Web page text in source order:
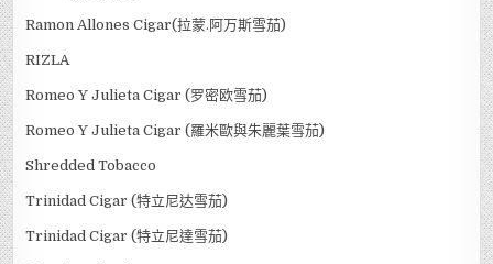
Ramon Allones Cigar(拉蒙.阿万斯雪茄)
RIZLA
Romeo Y Julieta Cigar (罗密欧雪茄)
Romeo Y Julieta Cigar (羅米歐與朱麗葉雪茄)
Shredded Tobacco
Trinidad Cigar (特立尼达雪茄)
Trinidad Cigar (特立尼達雪茄)